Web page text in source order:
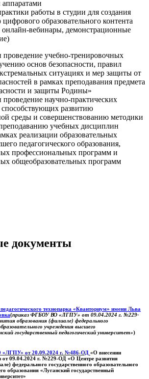
работы в студии для создания
образовательного контента
онлайн-вебинары, демонстрационные
проведение учебно-тренировочных
основ безопасности, правил
ситуациях и мер защиты от
в рамках преподавания предмета
и защиты Родины»
проведение научно-практических
развитию
среды и совершенствованию методики
учебных дисциплин
реализации образовательных
педагогического образования,
профессиональных программ и
общеобразовательных программ
документы
технопарка «Кванториум» имени Льва
(приказ ФГБОУ ВО «ЛГПУ» от 09.04.2024 г. №229-
образования (филиале) федерального
учреждения высшего
государственный педагогический университет»)
от 20.09.2024 г. №486-ОД «О внесении
от 09.04.2024 г. №229-ОД «О Центре развития
федерального государственного образовательного
образования «Луганский государственный